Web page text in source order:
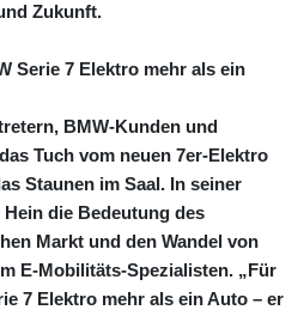
HKD 9.067746
HRK 7.536622
HUF 363.096405
IDR
20580.370421
IMP 0.859288
INR 109.992259
IQD
1515.115748
Zukunft.
Serie 7 Elektro mehr als ein
BMW‑Kunden und
Tuch vom neuen 7er‑Elektro
Staunen im Saal. In seiner
die Bedeutung des
Markt und den Wandel von
E‑Mobilitäts‑Spezialisten. „Für
7 Elektro mehr als ein Auto – er